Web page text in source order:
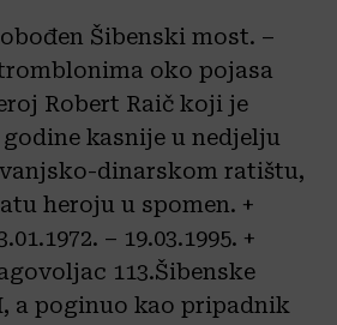
Šibenski most. –
oko pojasa
Robert Raič koji je
kasnije u nedjelju
dinarskom ratištu,
heroju u spomen. +
– 19.03.1995. +
113.Šibenske
a poginuo kao pripadnik